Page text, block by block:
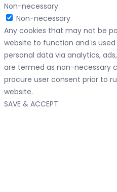
Non-necessary
Non-necessary
Any cookies that may not be
website to function and is
personal data via analytics,
are termed as non-necessary
procure user consent prior to
website.
SAVE & ACCEPT